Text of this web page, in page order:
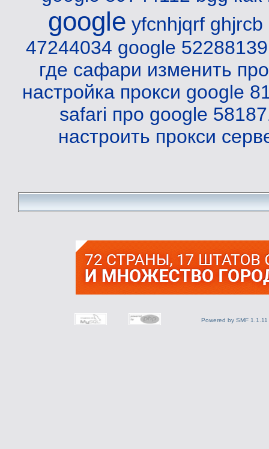
google yfcnhjqrf ghjrcb
47244034 google 52288139
где сафари изменить
настройка прокси google
safari про google
настроить прокси
Powered by SMF 1.1.11